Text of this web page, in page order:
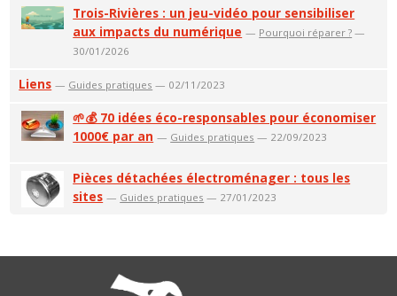
Trois-Rivières : un jeu-vidéo pour sensibiliser
aux impacts du numérique — Pourquoi réparer ? —
30/01/2026
Liens — Guides pratiques — 02/11/2023
🌱💰 70 idées éco-responsables pour économiser
1000€ par an — Guides pratiques — 22/09/2023
Pièces détachées électroménager : tous les
sites — Guides pratiques — 27/01/2023